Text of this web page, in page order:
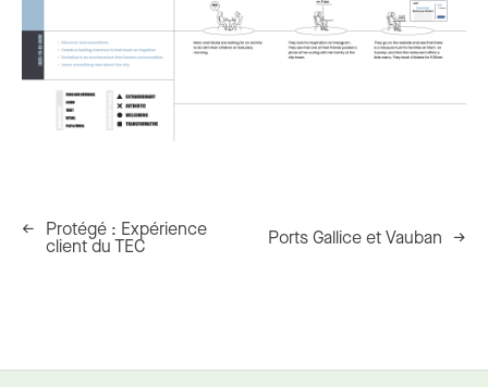
←
Protégé : Expérience
client du TEC
→
Ports Gallice et Vauban